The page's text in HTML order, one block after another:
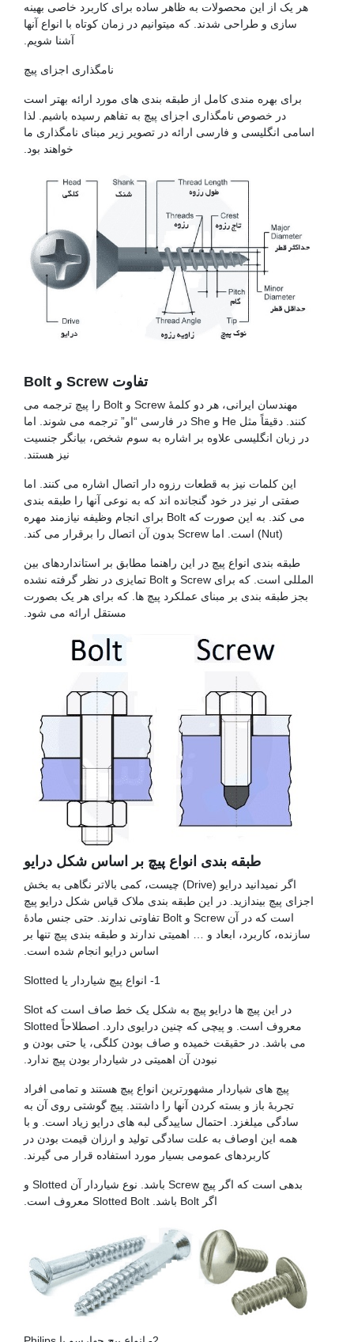
هر یک از این محصولات به ظاهر ساده برای کاربرد خاصی بهینه
سازی و طراحی شدند. که میتوانیم در زمان کوتاه با انواع آنها
آشنا شویم.
نامگذاری اجزای پیچ
برای بهره مندی کامل از طبقه بندی های مورد ارائه بهتر است
در خصوص نامگذاری اجزای پیچ به تفاهم رسیده باشیم. لذا
اسامی انگلیسی و فارسی ارائه در تصویر زیر مبنای نامگذاری ما
خواهند بود.
تفاوت Screw و Bolt
مهندسان ایرانی، هر دو کلمۀ Screw و Bolt را پیچ ترجمه می
کنند. دقیقاً مثل He و She در فارسی “او” ترجمه می شوند. اما
در زبان انگلیسی علاوه بر اشاره به سوم شخص، بیانگر جنسیت
نیز هستند.
این کلمات نیز به قطعات رزوه دار اتصال اشاره می کنند. اما
صفتی ار نیز در خود گنجانده اند که به نوعی آنها را طبقه بندی
می کند. به این صورت که Bolt برای انجام وظیفه نیازمند مهره
(Nut) است. اما Screw بدون آن اتصال را برقرار می کند.
طبقه بندی انواع پیچ در این راهنما مطابق بر استانداردهای بین
المللی است. که برای Screw و Bolt تمایزی در نظر گرفته نشده
بجز طبقه بندی بر مبنای عملکرد پیچ ها. که برای هر یک بصورت
مستقل ارائه می شود.
طبقه بندی انواع پیچ بر اساس شکل درایو
اگر نمیدانید درایو (Drive) چیست، کمی بالاتر نگاهی به بخش
اجزای پیچ بیندازید. در این طبقه بندی ملاک قیاس شکل درایو پیچ
است که در آن Screw و Bolt تفاوتی ندارند. حتی جنس مادۀ
سازنده، کاربرد، ابعاد و … اهمیتی ندارند و طبقه بندی پیچ تنها بر
اساس درایو انجام شده است.
1- انواع پیچ شیاردار یا Slotted
در این پیچ ها درایو پیچ به شکل یک خط صاف است که Slot
معروف است. و پیچی که چنین درایوی دارد. اصطلاحاً Slotted
می باشد. در حقیقت خمیده و صاف بودن کلگی، یا حتی بودن و
نبودن آن اهمیتی در شیاردار بودن پیچ ندارد.
پیچ های شیاردار مشهورترین انواع پیچ هستند و تمامی افراد
تجربۀ باز و بسته کردن آنها را داشتند. پیچ گوشتی روی آن به
سادگی میلغزد. احتمال ساییدگی لبه های درایو زیاد است. و با
همه این اوصاف به علت سادگی تولید و ارزان قیمت بودن در
کاربردهای عمومی بسیار مورد استفاده قرار می گیرند.
بدهی است که اگر پیچ Screw باشد. نوع شیاردار آن Slotted و
اگر Bolt باشد. Slotted Bolt معروف است.